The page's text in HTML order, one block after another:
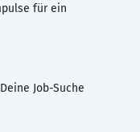
für ein
Job-Suche